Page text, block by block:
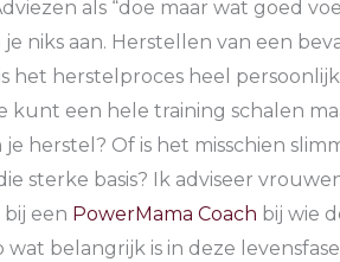
als “doe maar wat goed
niks aan. Herstellen van een
het herstelproces heel
kunt een hele training schalen
herstel? Of is het misschien
sterke basis? Ik adviseer
een PowerMama Coach bij wie
wat belangrijk is in deze